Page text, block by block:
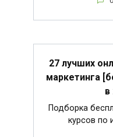
27 лучших
маркетинга
в
Подборка
курсов по